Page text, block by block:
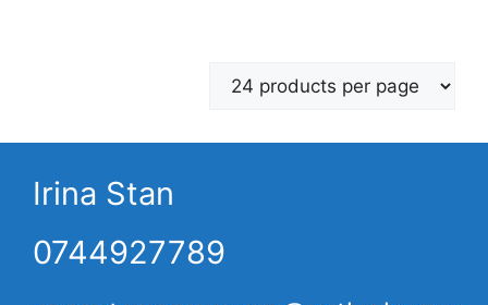
Irina Stan
0744927789